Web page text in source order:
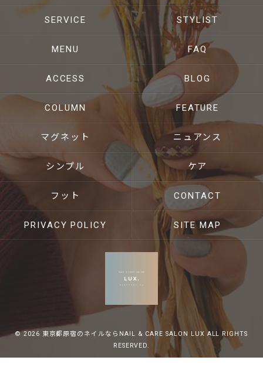
SERVICE STYLIST
MENU FAQ
ACCESS BLOG
COLUMN FEATURE
マグネット ニュアンス
シンプル ケア
フット CONTACT
PRIVACY POLICY SITE MAP
© 2026 東京都原宿のネイルならNAIL & CARE SALON LUX ALL RIGHTS
RESERVED.